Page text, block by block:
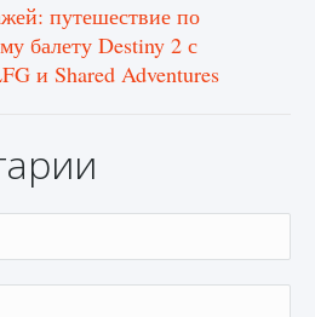
путешествие по
балету Destiny 2 с
и Shared Adventures